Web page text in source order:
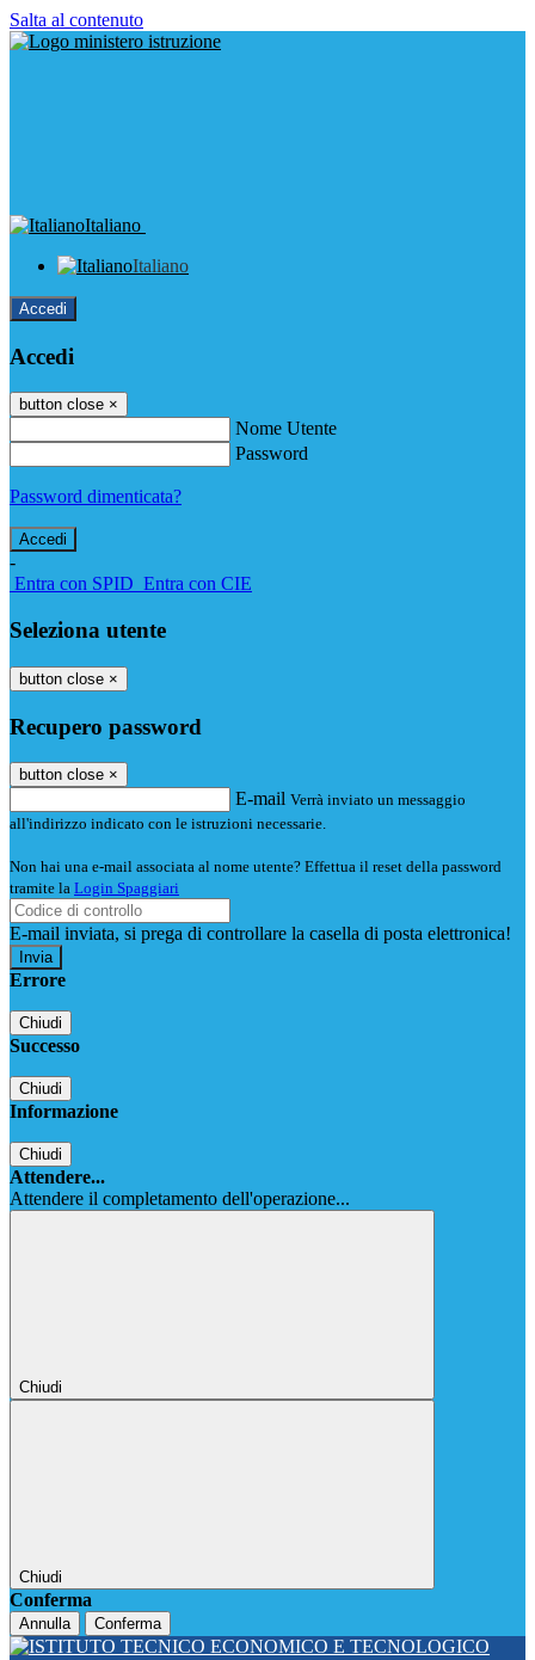
Salta al contenuto
Italiano
Italiano
Accedi
Accedi
button close ×
Nome Utente
Password
Password dimenticata?
-
Entra con SPID Entra con CIE
Seleziona utente
button close ×
Recupero password
button close ×
E-mail Verrà inviato un messaggio
all'indirizzo indicato con le istruzioni necessarie.
Non hai una e-mail associata al nome utente? Effettua il reset della password
tramite la Login Spaggiari
E-mail inviata, si prega di controllare la casella di posta elettronica!
Errore
Chiudi
Successo
Chiudi
Informazione
Chiudi
Attendere...
Attendere il completamento dell'operazione...
Chiudi
Chiudi
Conferma
Annulla Conferma